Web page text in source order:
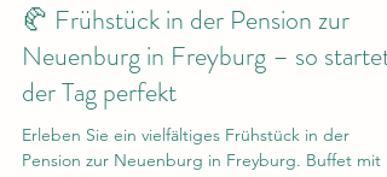
🥐 Frühstück in der Pension zur
Neuenburg in Freyburg – so startet
der Tag perfekt
Erleben Sie ein vielfältiges Frühstück in der
Pension zur Neuenburg in Freyburg. Buffet mit